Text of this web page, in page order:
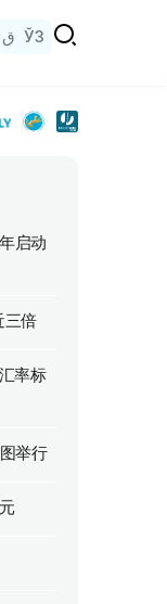
ق ЎЗ
启动
三倍
率标
举行